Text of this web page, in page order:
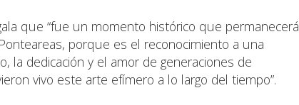
que “fue un momento histórico que permanecerá
porque es el reconocimiento a una
la dedicación y el amor de generaciones de
vivo este arte efímero a lo largo del tiempo”.